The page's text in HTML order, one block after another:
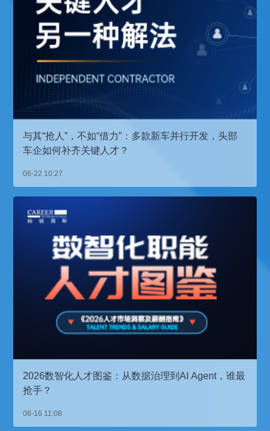
与其“抢人”，不如“借力”：多款新车并行开发，头部
车企如何补齐关键人才？
06-22 10:27
2026数智化人才图鉴：从数据治理到AI Agent，谁最
抢手？
06-16 11:08